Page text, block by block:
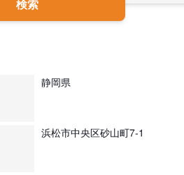
検索
静岡県
浜松市中央区砂山町7-1